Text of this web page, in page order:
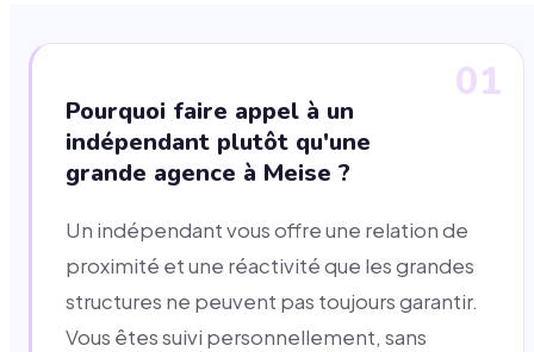
01
Pourquoi faire appel à un
indépendant plutôt qu'une
grande agence à Meise ?
Un indépendant vous offre une relation de
proximité et une réactivité que les grandes
structures ne peuvent pas toujours garantir.
Vous êtes suivi personnellement, sans